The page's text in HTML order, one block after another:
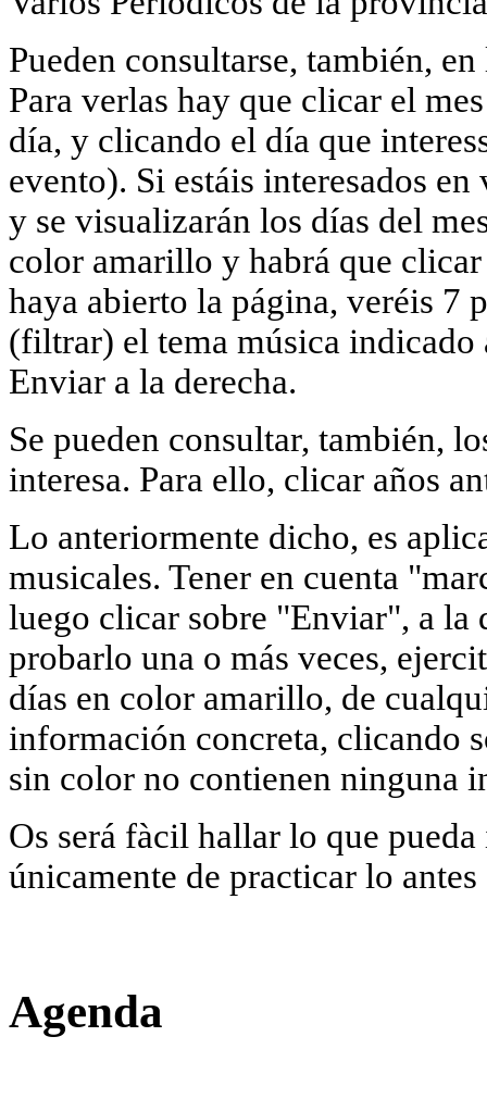
Pueden consultarse, también,
Para verlas hay que clicar el
día, y clicando el día que
evento). Si estáis interesados
y se visualizarán los días del
color amarillo y habrá que
haya abierto la página, veréis 7
(filtrar) el tema música
Enviar a la derecha.
Se pueden consultar, también,
interesa. Para ello, clicar años
Lo anteriormente dicho, es
musicales. Tener en cuenta
luego clicar sobre "Enviar", a la
probarlo una o más veces,
días en color amarillo, de
información concreta, clicando
sin color no contienen ninguna
Os será fàcil hallar lo que
únicamente de practicar lo
Agenda